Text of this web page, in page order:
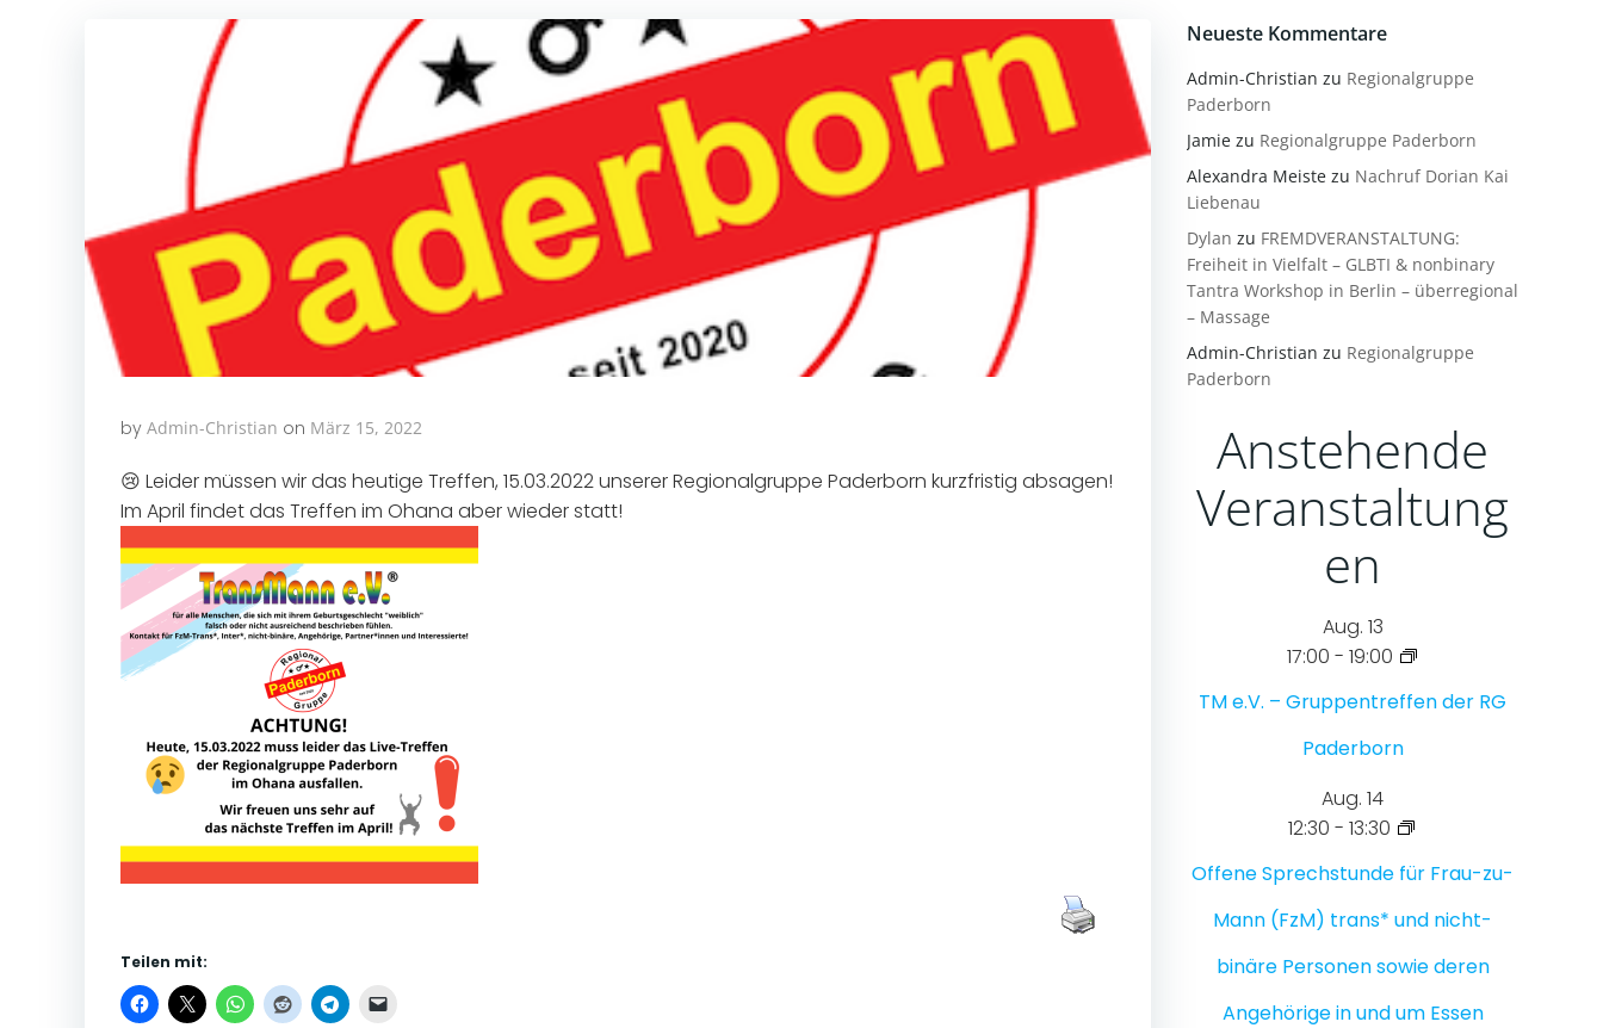
by Admin-Christian on März 15, 2022
😢 Leider müssen wir das heutige Treffen, 15.03.2022 unserer Regionalgruppe Paderborn kurzfristig absagen!
Im April findet das Treffen im Ohana aber wieder statt!
Teilen mit:
Neueste Kommentare
Admin-Christian zu Regionalgruppe
Paderborn
Jamie zu Regionalgruppe Paderborn
Alexandra Meiste zu Nachruf Dorian Kai
Liebenau
Dylan zu FREMDVERANSTALTUNG:
Freiheit in Vielfalt – GLBTI & nonbinary
Tantra Workshop in Berlin – überregional
– Massage
Admin-Christian zu Regionalgruppe
Paderborn
Anstehende
Veranstaltung
en
Aug. 13
17:00 - 19:00
TM e.V. – Gruppentreffen der RG
Paderborn
Aug. 14
12:30 - 13:30
Offene Sprechstunde für Frau-zu-
Mann (FzM) trans* und nicht-
binäre Personen sowie deren
Angehörige in und um Essen